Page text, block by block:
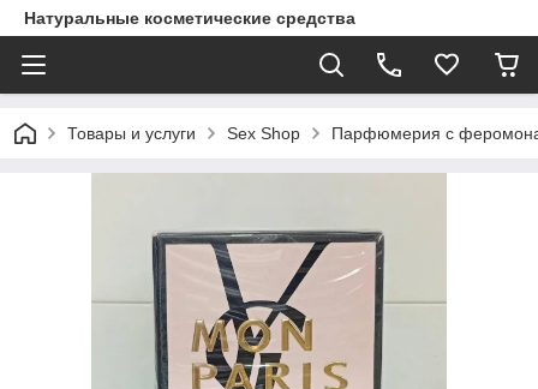
Натуральные косметические средства
Товары и услуги Sex Shop Парфюмерия с